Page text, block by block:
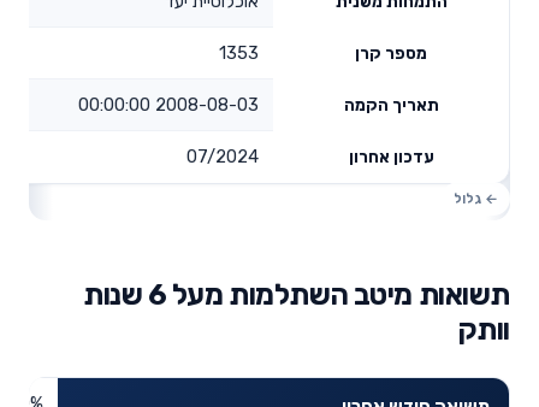
מספר קרן 1353
תאריך הקמה 2008-08-03 00:00:00
עדכון אחרון 07/2024
תשואות מיטב השתלמות מעל 6 שנות
וותק